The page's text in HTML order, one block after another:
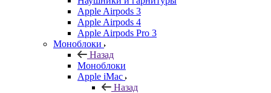
Apple Airpods 3
Apple Airpods 4
Apple Airpods Pro 3
Моноблоки
Назад
Моноблоки
Apple iMac
Назад